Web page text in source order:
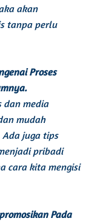
akan
tanpa perlu
Proses
dan media
mudah
juga tips
pribadi
cara kita mengisi
Pada